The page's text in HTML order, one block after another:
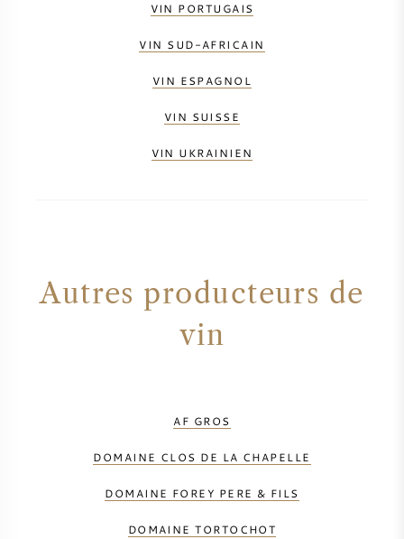
VIN PORTUGAIS
VIN SUD-AFRICAIN
VIN ESPAGNOL
VIN SUISSE
VIN UKRAINIEN
Autres producteurs de
vin
AF GROS
DOMAINE CLOS DE LA CHAPELLE
DOMAINE FOREY PERE & FILS
DOMAINE TORTOCHOT